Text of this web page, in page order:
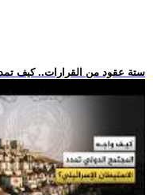
.. ستة عقود من القرارات.. كيف